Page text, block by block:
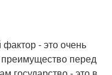
- это очень
перед